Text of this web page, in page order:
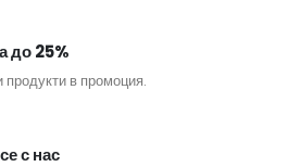
до 25%
продукти в промоция.
с нас